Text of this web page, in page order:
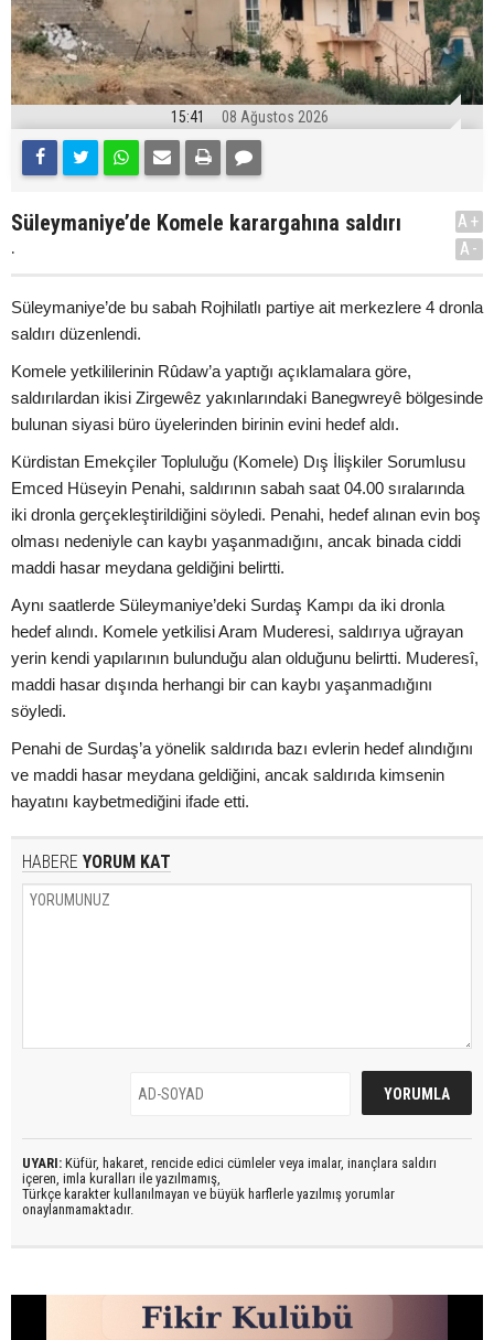
15:41 08 Ağustos 2026
Süleymaniye’de Komele karargahına saldırı
.
A+
A-
Süleymaniye’de bu sabah Rojhilatlı partiye ait merkezlere 4 dronla
saldırı düzenlendi.
Komele yetkililerinin Rûdaw’a yaptığı açıklamalara göre,
saldırılardan ikisi Zirgewêz yakınlarındaki Banegwreyê bölgesinde
bulunan siyasi büro üyelerinden birinin evini hedef aldı.
Kürdistan Emekçiler Topluluğu (Komele) Dış İlişkiler Sorumlusu
Emced Hüseyin Penahi, saldırının sabah saat 04.00 sıralarında
iki dronla gerçekleştirildiğini söyledi. Penahi, hedef alınan evin boş
olması nedeniyle can kaybı yaşanmadığını, ancak binada ciddi
maddi hasar meydana geldiğini belirtti.
Aynı saatlerde Süleymaniye’deki Surdaş Kampı da iki dronla
hedef alındı. Komele yetkilisi Aram Muderesi, saldırıya uğrayan
yerin kendi yapılarının bulunduğu alan olduğunu belirtti. Muderesî,
maddi hasar dışında herhangi bir can kaybı yaşanmadığını
söyledi.
Penahi de Surdaş’a yönelik saldırıda bazı evlerin hedef alındığını
ve maddi hasar meydana geldiğini, ancak saldırıda kimsenin
hayatını kaybetmediğini ifade etti.
HABERE YORUM KAT
UYARI: Küfür, hakaret, rencide edici cümleler veya imalar, inançlara saldırı
içeren, imla kuralları ile yazılmamış,
Türkçe karakter kullanılmayan ve büyük harflerle yazılmış yorumlar
onaylanmamaktadır.